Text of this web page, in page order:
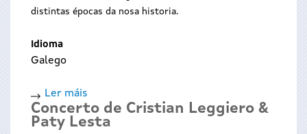
distintas épocas da nosa historia.
Idioma
Galego
Ler máis
de
A
Concerto de Cristian Leggiero &
Paty Lesta